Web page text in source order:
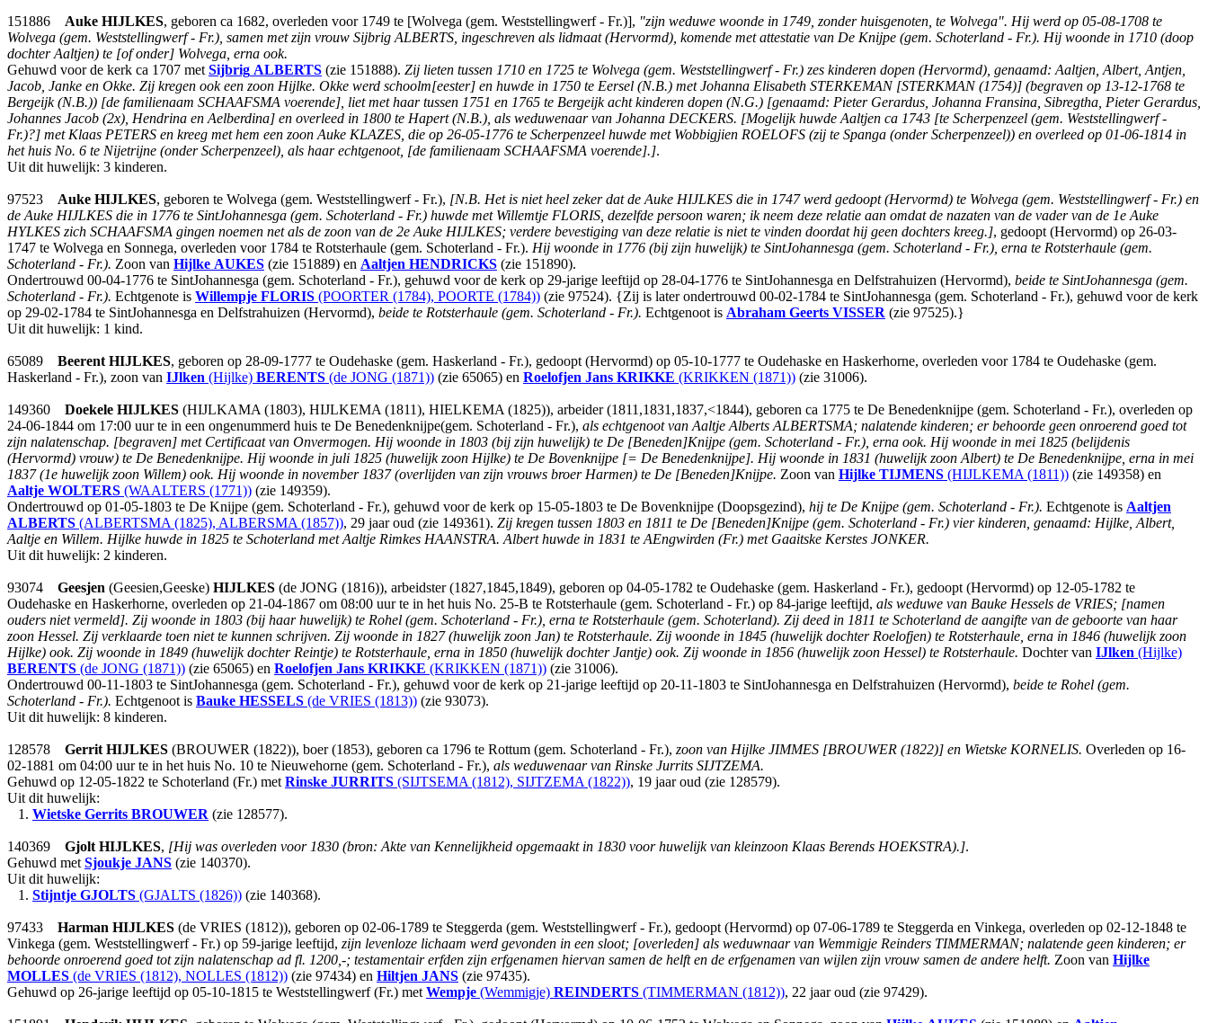
151886 Auke HIJLKES, geboren ca 1682, overleden voor 1749 te [Wolvega (gem. Weststellingwerf - Fr.)], "zijn weduwe woonde in 1749, zonder huisgenoten, te Wolvega". Hij werd op 05-08-1708 te
Wolvega (gem. Weststellingwerf - Fr.), samen met zijn vrouw Sijbrig ALBERTS, ingeschreven als lidmaat (Hervormd), komende met attestatie van De Knijpe (gem. Schoterland - Fr.). Hij woonde in 1710 (doop
dochter Aaltjen) te [of onder] Wolvega, erna ook.
Gehuwd voor de kerk ca 1707 met Sijbrig ALBERTS (zie 151888). Zij lieten tussen 1710 en 1725 te Wolvega (gem. Weststellingwerf - Fr.) zes kinderen dopen (Hervormd), genaamd: Aaltjen, Albert, Antjen,
Jacob, Janke en Okke. Zij kregen ook een zoon Hijlke. Okke werd schoolm[eester] en huwde in 1750 te Eersel (N.B.) met Johanna Elisabeth STERKEMAN [STERKMAN (1754)] (begraven op 13-12-1768 te
Bergeijk (N.B.)) [de familienaam SCHAAFSMA voerende], liet met haar tussen 1751 en 1765 te Bergeijk acht kinderen dopen (N.G.) [genaamd: Pieter Gerardus, Johanna Fransina, Sibregtha, Pieter Gerardus,
Johannes Jacob (2x), Hendrina en Aelberdina] en overleed in 1800 te Hapert (N.B.), als weduwenaar van Johanna DECKERS. [Mogelijk huwde Aaltjen ca 1743 [te Scherpenzeel (gem. Weststellingwerf -
Fr.)?] met Klaas PETERS en kreeg met hem een zoon Auke KLAZES, die op 26-05-1776 te Scherpenzeel huwde met Wobbigjien ROELOFS (zij te Spanga (onder Scherpenzeel)) en overleed op 01-06-1814 in
het huis No. 6 te Nijetrijne (onder Scherpenzeel), als haar echtgenoot, [de familienaam SCHAAFSMA voerende].].
Uit dit huwelijk: 3 kinderen.
97523 Auke HIJLKES, geboren te Wolvega (gem. Weststellingwerf - Fr.), [N.B. Het is niet heel zeker dat de Auke HIJLKES die in 1747 werd gedoopt (Hervormd) te Wolvega (gem. Weststellingwerf - Fr.) en
de Auke HIJLKES die in 1776 te SintJohannesga (gem. Schoterland - Fr.) huwde met Willemtje FLORIS, dezelfde persoon waren; ik neem deze relatie aan omdat de nazaten van de vader van de 1e Auke
HYLKES zich SCHAAFSMA gingen noemen net als de zoon van de 2e Auke HIJLKES; verdere bevestiging van deze relatie is niet te vinden doordat hij geen dochters kreeg.], gedoopt (Hervormd) op 26-03-
1747 te Wolvega en Sonnega, overleden voor 1784 te Rotsterhaule (gem. Schoterland - Fr.). Hij woonde in 1776 (bij zijn huwelijk) te SintJohannesga (gem. Schoterland - Fr.), erna te Rotsterhaule (gem.
Schoterland - Fr.). Zoon van Hijlke AUKES (zie 151889) en Aaltjen HENDRICKS (zie 151890).
Ondertrouwd 00-04-1776 te SintJohannesga (gem. Schoterland - Fr.), gehuwd voor de kerk op 29-jarige leeftijd op 28-04-1776 te SintJohannesga en Delfstrahuizen (Hervormd), beide te SintJohannesga (gem.
Schoterland - Fr.). Echtgenote is Willempje FLORIS (POORTER (1784), POORTE (1784)) (zie 97524). {Zij is later ondertrouwd 00-02-1784 te SintJohannesga (gem. Schoterland - Fr.), gehuwd voor de kerk
op 29-02-1784 te SintJohannesga en Delfstrahuizen (Hervormd), beide te Rotsterhaule (gem. Schoterland - Fr.). Echtgenoot is Abraham Geerts VISSER (zie 97525).}
Uit dit huwelijk: 1 kind.
65089 Beerent HIJLKES, geboren op 28-09-1777 te Oudehaske (gem. Haskerland - Fr.), gedoopt (Hervormd) op 05-10-1777 te Oudehaske en Haskerhorne, overleden voor 1784 te Oudehaske (gem.
Haskerland - Fr.), zoon van IJlken (Hijlke) BERENTS (de JONG (1871)) (zie 65065) en Roelofjen Jans KRIKKE (KRIKKEN (1871)) (zie 31006).
149360 Doekele HIJLKES (HIJLKAMA (1803), HIJLKEMA (1811), HIELKEMA (1825)), arbeider (1811,1831,1837,<1844), geboren ca 1775 te De Benedenknijpe (gem. Schoterland - Fr.), overleden op
24-06-1844 om 17:00 uur te in een ongenummerd huis te De Benedenknijpe(gem. Schoterland - Fr.), als echtgenoot van Aaltje Alberts ALBERTSMA; nalatende kinderen; er behoorde geen onroerend goed tot
zijn nalatenschap. [begraven] met Certificaat van Onvermogen. Hij woonde in 1803 (bij zijn huwelijk) te De [Beneden]Knijpe (gem. Schoterland - Fr.), erna ook. Hij woonde in mei 1825 (belijdenis
(Hervormd) vrouw) te De Benedenknijpe. Hij woonde in juli 1825 (huwelijk zoon Hijlke) te De Bovenknijpe [= De Benedenknijpe]. Hij woonde in 1831 (huwelijk zoon Albert) te De Benedenknijpe, erna in mei
1837 (1e huwelijk zoon Willem) ook. Hij woonde in november 1837 (overlijden van zijn vrouws broer Harmen) te De [Beneden]Knijpe. Zoon van Hijlke TIJMENS (HIJLKEMA (1811)) (zie 149358) en
Aaltje WOLTERS (WAALTERS (1771)) (zie 149359).
Ondertrouwd op 01-05-1803 te De Knijpe (gem. Schoterland - Fr.), gehuwd voor de kerk op 15-05-1803 te De Bovenknijpe (Doopsgezind), hij te De Knijpe (gem. Schoterland - Fr.). Echtgenote is Aaltjen
ALBERTS (ALBERTSMA (1825), ALBERSMA (1857)), 29 jaar oud (zie 149361). Zij kregen tussen 1803 en 1811 te De [Beneden]Knijpe (gem. Schoterland - Fr.) vier kinderen, genaamd: Hijlke, Albert,
Aaltje en Willem. Hijlke huwde in 1825 te Schoterland met Aaltje Rimkes HAANSTRA. Albert huwde in 1831 te AEngwirden (Fr.) met Gaaitske Kerstes JONKER.
Uit dit huwelijk: 2 kinderen.
93074 Geesjen (Geesien,Geeske) HIJLKES (de JONG (1816)), arbeidster (1827,1845,1849), geboren op 04-05-1782 te Oudehaske (gem. Haskerland - Fr.), gedoopt (Hervormd) op 12-05-1782 te
Oudehaske en Haskerhorne, overleden op 21-04-1867 om 08:00 uur te in het huis No. 25-B te Rotsterhaule (gem. Schoterland - Fr.) op 84-jarige leeftijd, als weduwe van Bauke Hessels de VRIES; [namen
ouders niet vermeld]. Zij woonde in 1803 (bij haar huwelijk) te Rohel (gem. Schoterland - Fr.), erna te Rotsterhaule (gem. Schoterland). Zij deed in 1811 te Schoterland de aangifte van de geboorte van haar
zoon Hessel. Zij verklaarde toen niet te kunnen schrijven. Zij woonde in 1827 (huwelijk zoon Jan) te Rotsterhaule. Zij woonde in 1845 (huwelijk dochter Roelofjen) te Rotsterhaule, erna in 1846 (huwelijk zoon
Hijlke) ook. Zij woonde in 1849 (huwelijk dochter Reintje) te Rotsterhaule, erna in 1850 (huwelijk dochter Jantje) ook. Zij woonde in 1856 (huwelijk zoon Hessel) te Rotsterhaule. Dochter van IJlken (Hijlke)
BERENTS (de JONG (1871)) (zie 65065) en Roelofjen Jans KRIKKE (KRIKKEN (1871)) (zie 31006).
Ondertrouwd 00-11-1803 te SintJohannesga (gem. Schoterland - Fr.), gehuwd voor de kerk op 21-jarige leeftijd op 20-11-1803 te SintJohannesga en Delfstrahuizen (Hervormd), beide te Rohel (gem.
Schoterland - Fr.). Echtgenoot is Bauke HESSELS (de VRIES (1813)) (zie 93073).
Uit dit huwelijk: 8 kinderen.
128578 Gerrit HIJLKES (BROUWER (1822)), boer (1853), geboren ca 1796 te Rottum (gem. Schoterland - Fr.), zoon van Hijlke JIMMES [BROUWER (1822)] en Wietske KORNELIS. Overleden op 16-
02-1881 om 04:00 uur te in het huis No. 10 te Nieuwehorne (gem. Schoterland - Fr.), als weduwenaar van Rinske Jurrits SIJTZEMA.
Gehuwd op 12-05-1822 te Schoterland (Fr.) met Rinske JURRITS (SIJTSEMA (1812), SIJTZEMA (1822)), 19 jaar oud (zie 128579).
Uit dit huwelijk:
1. Wietske Gerrits BROUWER (zie 128577).
140369 Gjolt HIJLKES, [Hij was overleden voor 1830 (bron: Akte van Kennelijkheid opgemaakt in 1830 voor huwelijk van kleinzoon Klaas Berends HOEKSTRA).].
Gehuwd met Sjoukje JANS (zie 140370).
Uit dit huwelijk:
1. Stijntje GJOLTS (GJALTS (1826)) (zie 140368).
97433 Harman HIJLKES (de VRIES (1812)), geboren op 02-06-1789 te Steggerda (gem. Weststellingwerf - Fr.), gedoopt (Hervormd) op 07-06-1789 te Steggerda en Vinkega, overleden op 02-12-1848 te
Vinkega (gem. Weststellingwerf - Fr.) op 59-jarige leeftijd, zijn levenloze lichaam werd gevonden in een sloot; [overleden] als weduwnaar van Wemmigje Reinders TIMMERMAN; nalatende geen kinderen; er
behoorde onroerend goed tot zijn nalatenschap ad fl. 1200,-; testamentair erfden zijn erfgenamen hiervan samen de helft en de erfgenamen van wijlen zijn vrouw samen de andere helft. Zoon van Hijlke
MOLLES (de VRIES (1812), NOLLES (1812)) (zie 97434) en Hiltjen JANS (zie 97435).
Gehuwd op 26-jarige leeftijd op 05-10-1815 te Weststellingwerf (Fr.) met Wempje (Wemmigje) REINDERTS (TIMMERMAN (1812)), 22 jaar oud (zie 97429).